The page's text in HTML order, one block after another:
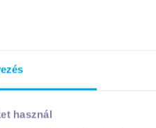
használ